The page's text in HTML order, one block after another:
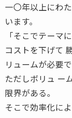
一〇年以上にわ
います。
「そこでテーマ
コストを下げて
リュームが必要で
ただしボリュ ー
限界がある。
そこで効率化に